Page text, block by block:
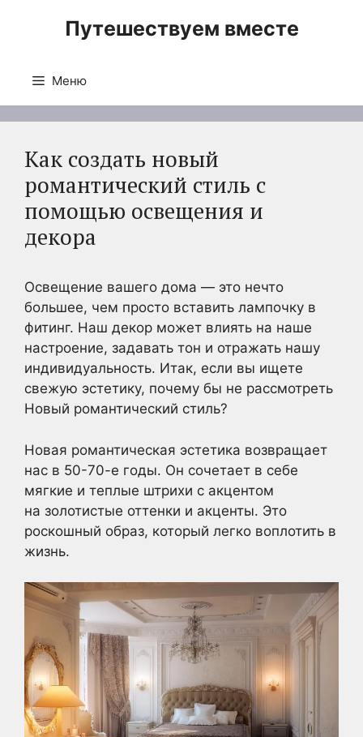
Путешествуем вместе
Меню
Как создать новый
романтический стиль с
помощью освещения и
декора
Освещение вашего дома — это нечто
большее, чем просто вставить лампочку в
фитинг. Наш декор может влиять на наше
настроение, задавать тон и отражать нашу
индивидуальность. Итак, если вы ищете
свежую эстетику, почему бы не рассмотреть
Новый романтический стиль?
Новая романтическая эстетика возвращает
нас в 50-70-е годы. Он сочетает в себе
мягкие и теплые штрихи с акцентом
на золотистые оттенки и акценты. Это
роскошный образ, который легко воплотить в
жизнь.